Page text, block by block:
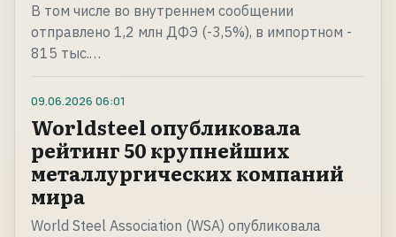
В том числе во внутреннем сообщении
отправлено 1,2 млн ДФЭ (-3,5%), в импортном -
815 тыс.…
09.06.2026 06:01
Worldsteel опубликовала
рейтинг 50 крупнейших
металлургических компаний
мира
World Steel Association (WSA) опубликовала